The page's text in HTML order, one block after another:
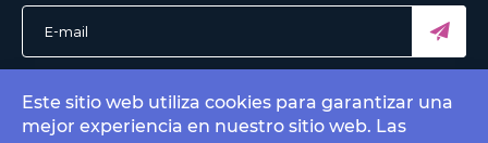
Este sitio web utiliza cookies para garantizar una
mejor experiencia en nuestro sitio web. Las